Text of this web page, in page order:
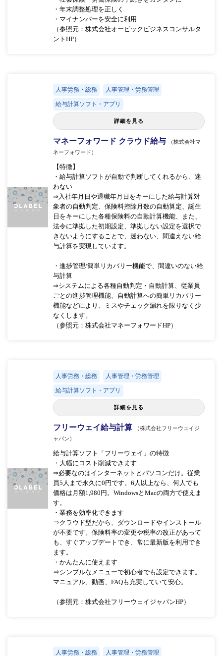
・年末調整処理を正しく
・マイナンバーを安全に利用
（参照元：株式会社オービックビジネスコンサルタ
ントHP）
人事労務・総務 人事管理・労務管理
給与計算ソフト・アプリ
詳細を見る
マネーフォワード クラウド給与
（株式会社マ
ネーフォワード）
【特徴】
・給与計算ソフトが自動で判断してくれるから、迷
わない
⇒入社年月日や退職年月日をキーにした給与計算対
象者の自動判定、保険料控除月数の自動算定、誕生
日をキーにした各種保険料の自動計算機能、また、
法令に準拠した初期設定、準拠しない設定を選択で
きないようにすることで、迷わない、間違えない給
与計算を実現しています。
・進捗管理/簡単リカバリー機能で、間違いのない給
与計算
⇒システムによる各種自動判定・自動計算、従業員
ごとの進捗管理機能、自動計算への簡単リカバリー
機能などにより、ミスやチェック漏れを限りなく少
なくします。
（参照元：株式会社マネーフォワードHP）
人事労務・総務 人事管理・労務管理
給与計算ソフト・アプリ
詳細を見る
フリーウェイ給与計算
（株式会社フリーウェイジ
ャパン）
給与計算ソフト「フリーウェイ」の特徴
・大幅にコスト削減できます
⇒必要なのはインターネットとパソコンだけ。従業
員5人まで永久に0円です。6人以上なら、何人でも
価格は月額1,980円。WindowsとMacの両方で使えま
す。
・業務を効率化できます
⇒クラウド型だから、ダウンロードやインストール
が不要です。保険料率の変更や税率の改正があって
も、すぐアップデートでき、常に最新版を利用でき
ます。
・かんたんに使えます
⇒シンプルなメニューで初心者でも設定できます。
マニュアル、動画、FAQも充実していて安心。
（参照元：株式会社フリーウェイジャパンHP）
人事労務・総務 人事管理・労務管理